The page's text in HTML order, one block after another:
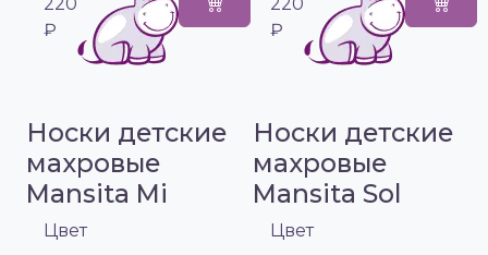
₽
₽
Носки детские
махровые
Mansita Mi
Цвет
Носки детские
махровые
Mansita Sol
Цвет